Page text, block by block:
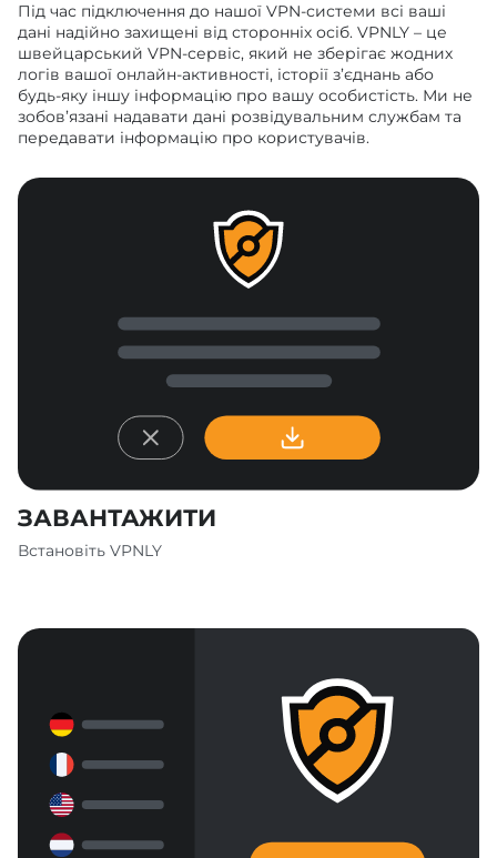
Під час підключення до нашої VPN-системи всі ваші
дані надійно захищені від сторонніх осіб. VPNLY – це
швейцарський VPN-сервіс, який не зберігає жодних
логів вашої онлайн-активності, історії з’єднань або
будь-яку іншу інформацію про вашу особистість. Ми не
зобов’язані надавати дані розвідувальним службам та
передавати інформацію про користувачів.
ЗАВАНТАЖИТИ
Встановіть VPNLY